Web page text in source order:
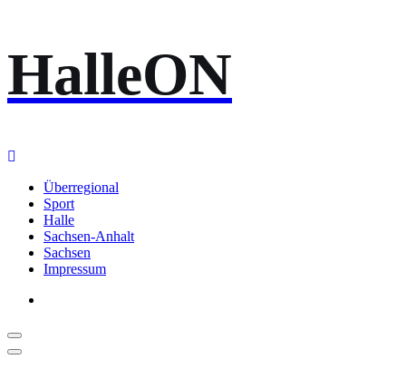
Inhalt
springen
HalleON
Überregional
Sport
Halle
Sachsen-Anhalt
Sachsen
Impressum